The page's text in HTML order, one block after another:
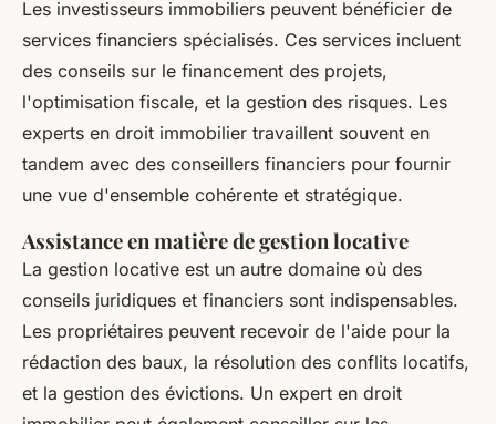
Les investisseurs immobiliers peuvent bénéficier de
services financiers spécialisés. Ces services incluent
des conseils sur le financement des projets,
l'optimisation fiscale, et la gestion des risques. Les
experts en droit immobilier travaillent souvent en
tandem avec des conseillers financiers pour fournir
une vue d'ensemble cohérente et stratégique.
Assistance en matière de gestion locative
La gestion locative est un autre domaine où des
conseils juridiques et financiers sont indispensables.
Les propriétaires peuvent recevoir de l'aide pour la
rédaction des baux, la résolution des conflits locatifs,
et la gestion des évictions. Un expert en droit